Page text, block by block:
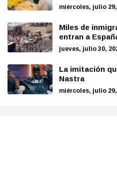
miércoles, julio 29,
Miles de
entran a
jueves, julio 30,
La imitación
Nastra
miércoles, julio 29,